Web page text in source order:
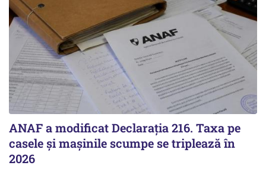
ANAF a modificat Declarația 216. Taxa pe
casele și mașinile scumpe se triplează în
2026